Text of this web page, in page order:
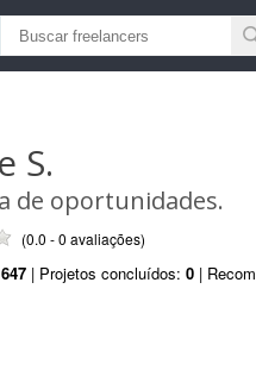
S.
de oportunidades.
(0.0 - 0 avaliações)
| Projetos concluídos: 0 |